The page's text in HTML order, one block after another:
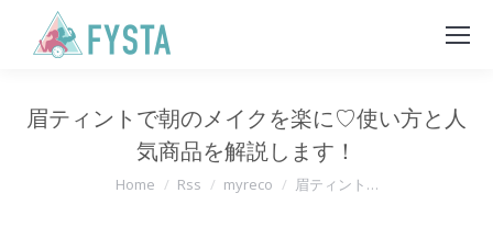
眉ティントで朝のメイクを楽に♡使い方と人
気商品を解説します！
You are here:
Home Rss myreco 眉ティント…